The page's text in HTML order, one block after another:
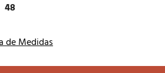
48
de Medidas